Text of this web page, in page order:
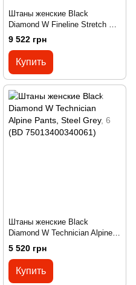
Штаны женские Black
Diamond W Fineline Stretch FZ
Pants, L, Black (BD
7420140002LRG1)
9 522 грн
Купить
Штаны женские Black
Diamond W Technician Alpine
Pants, Steel Grey, 6 (BD
75013400340061)
5 520 грн
Купить